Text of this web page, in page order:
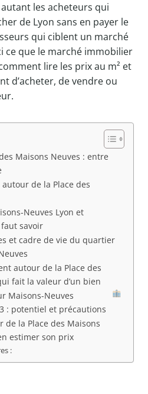
les acheteurs qui
de Lyon sans en payer le
qui ciblent un marché
ce que le marché immobilier
lire les prix au m² et
d’acheter, de vendre ou
Maisons Neuves : entre
de la Place des
Neuves Lyon et
savoir
et cadre de vie du quartier
autour de la Place des
fait la valeur d’un bien
Maisons-Neuves
: potentiel et précautions
la Place des Maisons
estimer son prix
: